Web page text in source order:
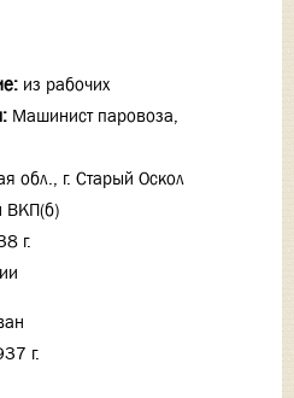
из рабочих
Машинист паровоза,
обл., г. Старый Оскол
ВКП(б)
г.
г.